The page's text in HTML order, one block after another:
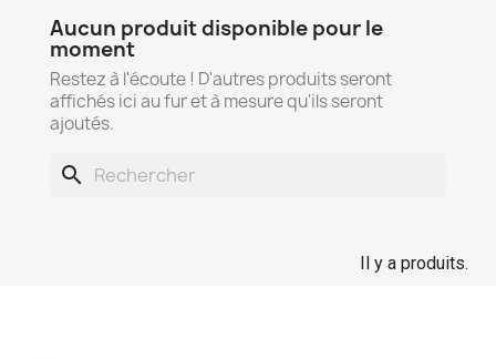
Aucun produit disponible pour le
moment
Restez à l'écoute ! D'autres produits seront
affichés ici au fur et à mesure qu'ils seront
ajoutés.
search
Il y a produits.